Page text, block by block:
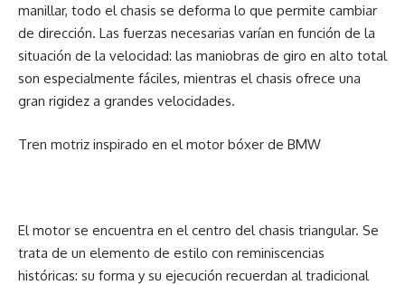
manillar, todo el chasis se deforma lo que permite cambiar
de dirección. Las fuerzas necesarias varían en función de la
situación de la velocidad: las maniobras de giro en alto total
son especialmente fáciles, mientras el chasis ofrece una
gran rigidez a grandes velocidades.
Tren motriz inspirado en el motor bóxer de BMW
El motor se encuentra en el centro del chasis triangular. Se
trata de un elemento de estilo con reminiscencias
históricas: su forma y su ejecución recuerdan al tradicional